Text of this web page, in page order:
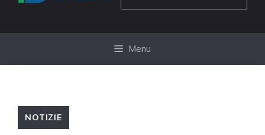
Menu
NOTIZIE